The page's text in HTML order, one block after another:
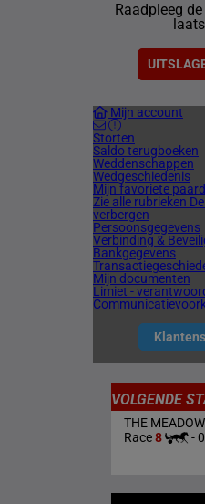
Raadpleeg
Mijn account
Storten
Saldo terugboeken
Weddenschappen
Wedgeschiedenis
Mijn favoriete
Zie alle rubrieken
verbergen
Persoonsgegevens
Verbinding &
Bankgegevens
Mijn documenten
Limiet -
VOLGENDE
THE
Race8 -